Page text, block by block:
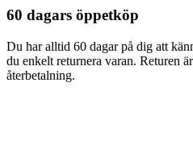
60 dagars öppetköp
Du har alltid 60 dagar på dig att
du enkelt returnera varan. Returen
återbetalning.